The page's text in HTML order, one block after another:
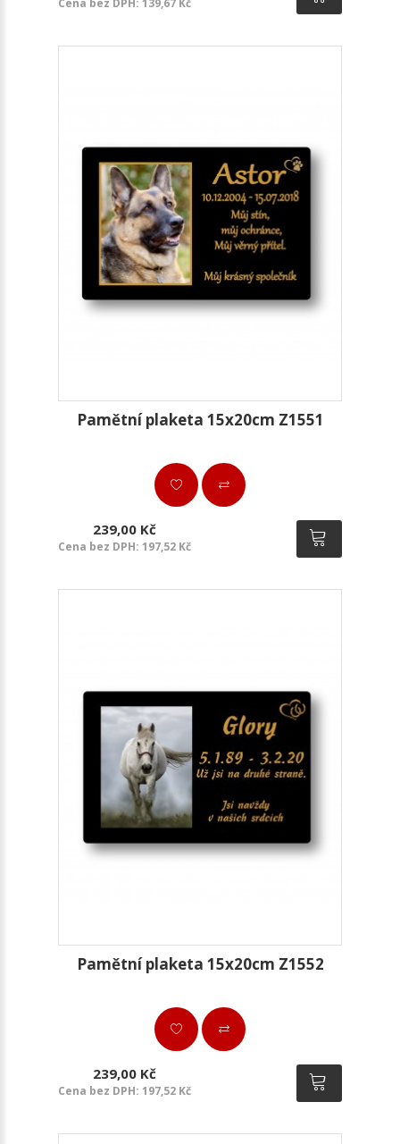
Pamětní plaketa 15x20cm Z1551
239,00 Kč
Cena bez DPH: 197,52 Kč
Pamětní plaketa 15x20cm Z1552
239,00 Kč
Cena bez DPH: 197,52 Kč